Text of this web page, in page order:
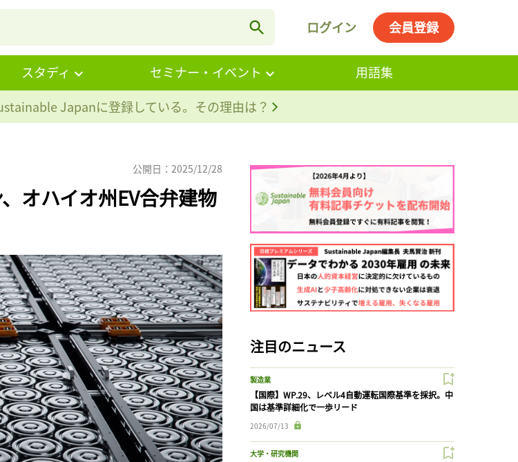
ログイン 会員登録
スタディ セミナー・イベント
用語集
Japanに登録している。その理由は？
公開日：2025/12/28
オハイオ州EV合弁建物
注目のニュース
製造業
【国際】WP.29、レベル4自動運転国際基準を採択。中
国は基準詳細化で一歩リード
2026/07/13
大学・研究機関